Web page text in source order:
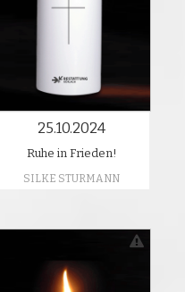
25.10.2024
Ruhe in Frieden!
SILKE STURMANN